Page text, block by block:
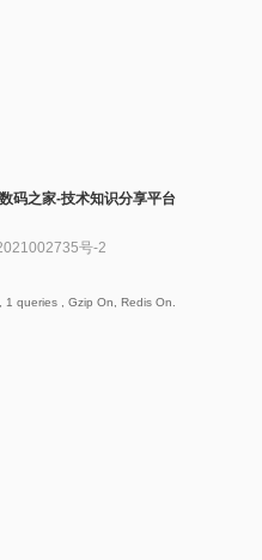
数码之家-技术知识分享平台
号-2
queries , Gzip On, Redis On.